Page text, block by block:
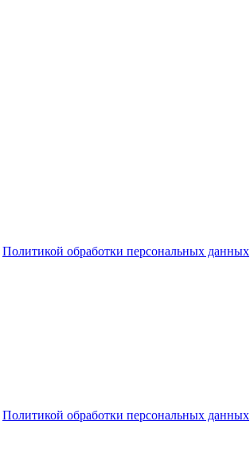
Политикой обработки персональных данных
Политикой обработки персональных данных